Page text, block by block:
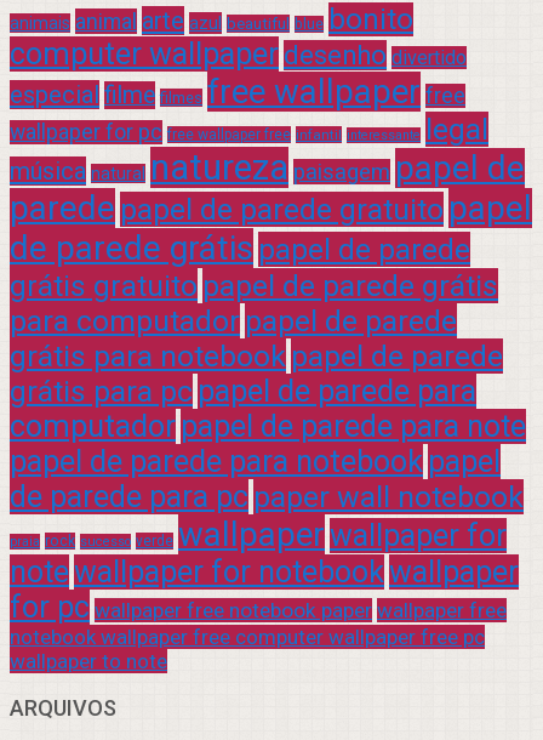
animais animal arte azul beautiful blue bonito
computer wallpaper desenho divertido
especial filme filmes free wallpaper free
wallpaper for pc free wallpaper free infantil interessante legal
música natural natureza paisagem papel de
parede papel de parede gratuito papel
de parede grátis papel de parede
grátis gratuito papel de parede grátis
para computador papel de parede
grátis para notebook papel de parede
grátis para pc papel de parede para
computador papel de parede para note
papel de parede para notebook papel
de parede para pc paper wall notebook
praia rock sucesso verde wallpaperwallpaper for
notewallpaper for notebookwallpaper
for pc wallpaper free notebook paper wallpaper free
notebook wallpaper free computer wallpaper free pc
wallpaper to note
ARQUIVOS